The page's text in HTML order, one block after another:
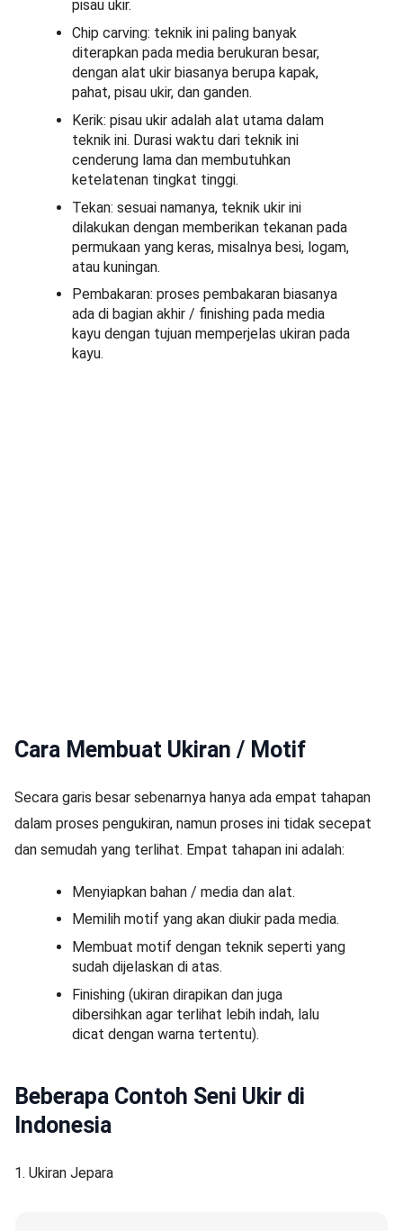
pisau ukir.
Chip carving: teknik ini paling banyak
diterapkan pada media berukuran besar,
dengan alat ukir biasanya berupa kapak,
pahat, pisau ukir, dan ganden.
Kerik: pisau ukir adalah alat utama dalam
teknik ini. Durasi waktu dari teknik ini
cenderung lama dan membutuhkan
ketelatenan tingkat tinggi.
Tekan: sesuai namanya, teknik ukir ini
dilakukan dengan memberikan tekanan pada
permukaan yang keras, misalnya besi, logam,
atau kuningan.
Pembakaran: proses pembakaran biasanya
ada di bagian akhir / finishing pada media
kayu dengan tujuan memperjelas ukiran pada
kayu.
Cara Membuat Ukiran / Motif
Secara garis besar sebenarnya hanya ada empat tahapan
dalam proses pengukiran, namun proses ini tidak secepat
dan semudah yang terlihat. Empat tahapan ini adalah:
Menyiapkan bahan / media dan alat.
Memilih motif yang akan diukir pada media.
Membuat motif dengan teknik seperti yang
sudah dijelaskan di atas.
Finishing (ukiran dirapikan dan juga
dibersihkan agar terlihat lebih indah, lalu
dicat dengan warna tertentu).
Beberapa Contoh Seni Ukir di
Indonesia
1. Ukiran Jepara